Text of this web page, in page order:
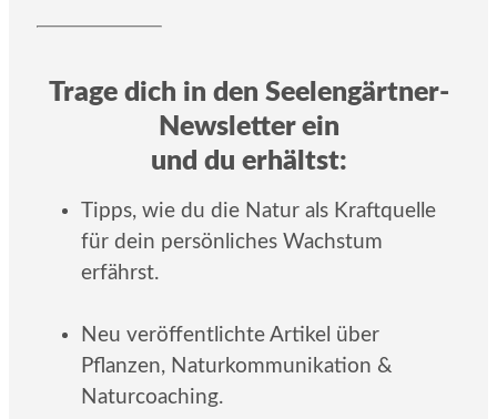
Trage dich in den Seelengärtner-
Newsletter ein
und du erhältst:
Tipps, wie du die Natur als Kraftquelle
für dein persönliches Wachstum
erfährst.
Neu veröffentlichte Artikel über
Pflanzen, Naturkommunikation &
Naturcoaching.